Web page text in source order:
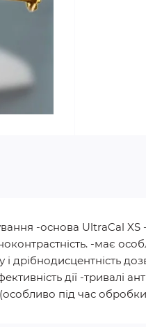
-основа UltraCal XS
-має
дрібнодисцентність
дії -тривалі
під час